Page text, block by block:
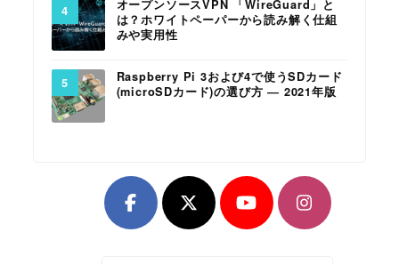
オープンソースVPN 「WireGuard」と
は？ホワイトペーパーから読み解く仕組
みや実用性
Raspberry Pi 3および4で使うSDカード
(microSDカード)の選び方 ― 2021年版